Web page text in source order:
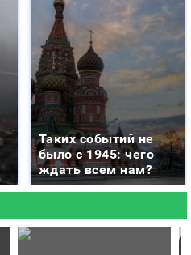
Таких событий не
было с 1945: чего
ждать всем нам?